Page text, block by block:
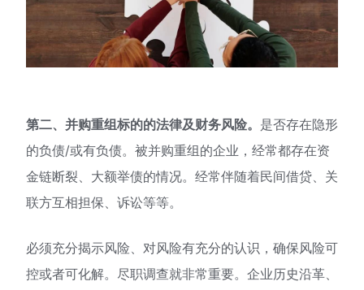
第二、并购重组标的的法律及财务风险。 是否存在隐形
的负债/或有负债。被并购重组的企业，经常都存在资
金链断裂、大额举债的情况。经常伴随着民间借贷、关
联方互相担保、诉讼等等。
必须充分揭示风险、对风险有充分的认识，确保风险可
控或者可化解。尽职调查就非常重要。企业历史沿革、